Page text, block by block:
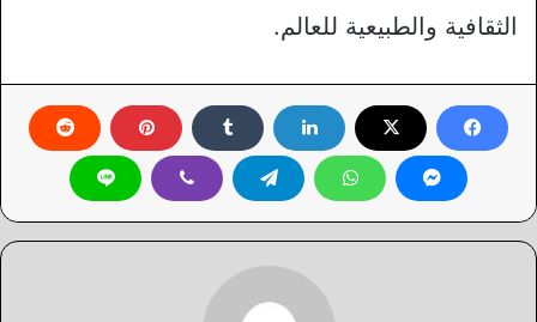
الثقافية والطبيعية للعالم.